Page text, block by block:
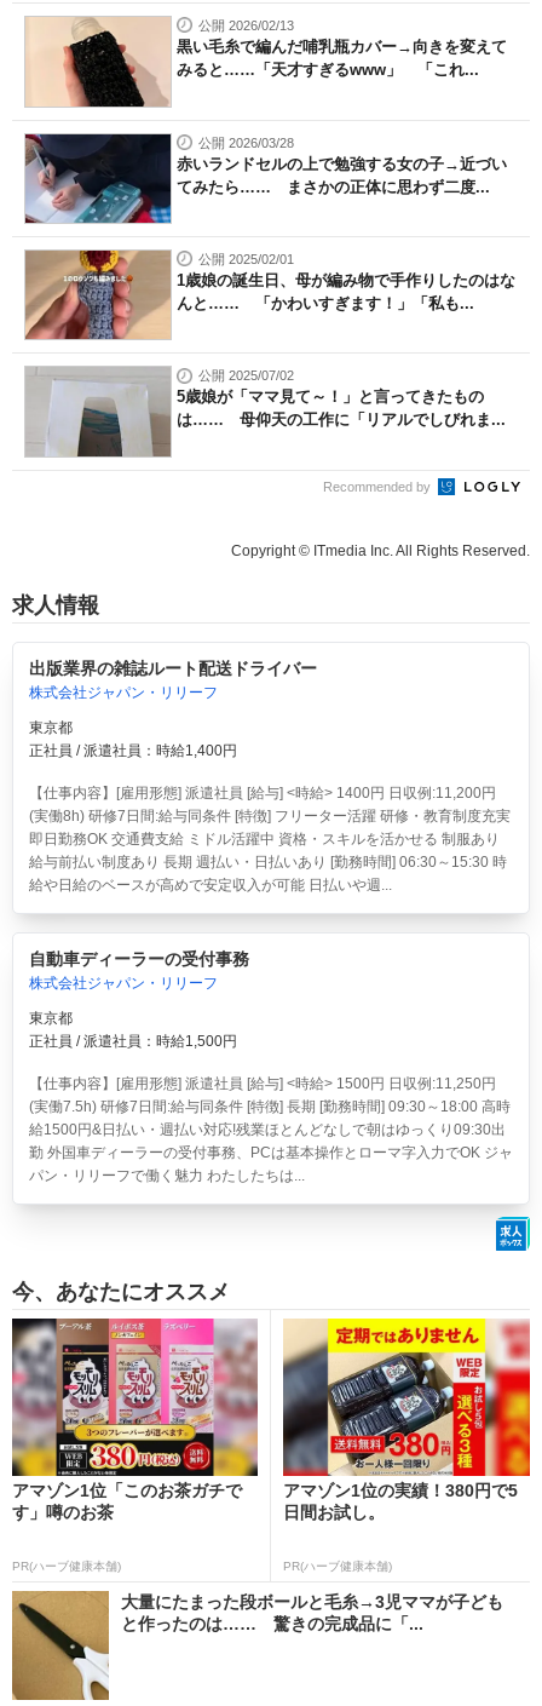
公開 2026/02/13
黒い毛糸で編んだ哺乳瓶カバー→向きを変えて
みると……「天才すぎるwww」 「これ...
公開 2026/03/28
赤いランドセルの上で勉強する女の子→近づい
てみたら…… まさかの正体に思わず二度...
公開 2025/02/01
1歳娘の誕生日、母が編み物で手作りしたのはな
んと…… 「かわいすぎます！」「私も...
公開 2025/07/02
5歳娘が「ママ見て～！」と言ってきたもの
は…… 母仰天の工作に「リアルでしびれま...
Recommended by
Copyright © ITmedia Inc. All Rights Reserved.
求人情報
出版業界の雑誌ルート配送ドライバー
株式会社ジャパン・リリーフ
東京都
正社員 / 派遣社員：時給1,400円
【仕事内容】[雇用形態] 派遣社員 [給与] <時給> 1400円 日収例:11,200円
(実働8h) 研修7日間:給与同条件 [特徴] フリーター活躍 研修・教育制度充実
即日勤務OK 交通費支給 ミドル活躍中 資格・スキルを活かせる 制服あり
給与前払い制度あり 長期 週払い・日払いあり [勤務時間] 06:30～15:30 時
給や日給のベースが高めで安定収入が可能 日払いや週...
自動車ディーラーの受付事務
株式会社ジャパン・リリーフ
東京都
正社員 / 派遣社員：時給1,500円
【仕事内容】[雇用形態] 派遣社員 [給与] <時給> 1500円 日収例:11,250円
(実働7.5h) 研修7日間:給与同条件 [特徴] 長期 [勤務時間] 09:30～18:00 高時
給1500円&日払い・週払い対応!残業ほとんどなしで朝はゆっくり09:30出
勤 外国車ディーラーの受付事務、PCは基本操作とローマ字入力でOK ジャ
パン・リリーフで働く魅力 わたしたちは...
今、あなたにオススメ
アマゾン1位「このお茶ガチで
す」噂のお茶
PR(ハーブ健康本舗)
アマゾン1位の実績！380円で5
日間お試し。
PR(ハーブ健康本舗)
大量にたまった段ボールと毛糸→3児ママが子ども
と作ったのは…… 驚きの完成品に「...